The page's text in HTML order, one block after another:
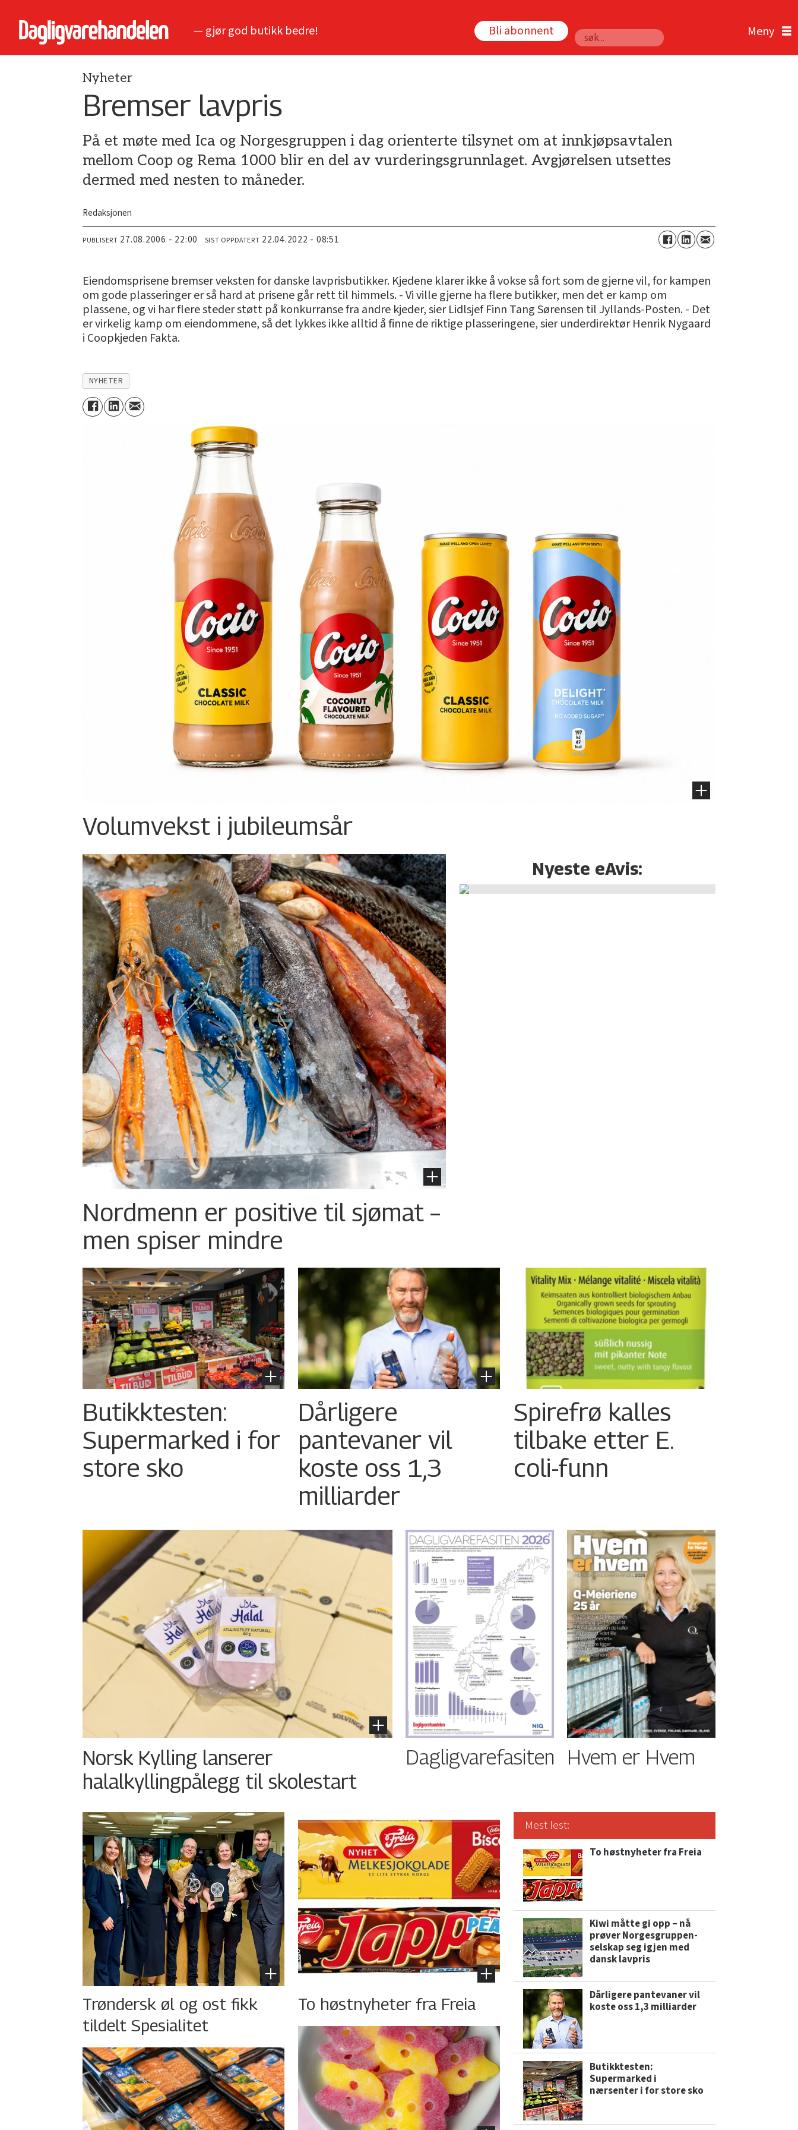
— gjør god butikk bedre! Bli abonnent
Søk
Nyheter
Bremser lavpris
På et møte med Ica og Norgesgruppen i dag orienterte tilsynet om at innkjøpsavtalen
mellom Coop og Rema 1000 blir en del av vurderingsgrunnlaget. Avgjørelsen utsettes
dermed med nesten to måneder.
Redaksjonen
PUBLISERT 27.08.2006 - 22:00 SIST OPPDATERT 22.04.2022 - 08:51
Eiendomsprisene bremser veksten for danske lavprisbutikker. Kjedene klarer ikke å vokse så fort som de gjerne vil, for kampen
om gode plasseringer er så hard at prisene går rett til himmels. - Vi ville gjerne ha flere butikker, men det er kamp om
plassene, og vi har flere steder støtt på konkurranse fra andre kjeder, sier Lidlsjef Finn Tang Sørensen til Jyllands-Posten. - Det
er virkelig kamp om eiendommene, så det lykkes ikke alltid å finne de riktige plasseringene, sier underdirektør Henrik Nygaard
i Coopkjeden Fakta.
NYHETER
Volumvekst i jubileumsår
Nordmenn er positive til sjømat –
men spiser mindre
Nyeste eAvis:
Butikktesten:
Supermarked i for
store sko
Dårligere
pantevaner vil
koste oss 1,3
milliarder
Spirefrø kalles
tilbake etter E.
coli-funn
Norsk Kylling lanserer
halalkyllingpålegg til skolestart
Dagligvarefasiten Hvem er Hvem
Trøndersk øl og ost fikk
tildelt Spesialitet
To høstnyheter fra Freia
Mest lest:
To høstnyheter fra Freia
Kiwi måtte gi opp – nå
prøver Norgesgruppen-
selskap seg igjen med
dansk lavpris
Dårligere pantevaner vil
koste oss 1,3 milliarder
Butikktesten:
Supermarked i
nærsenter i for store sko